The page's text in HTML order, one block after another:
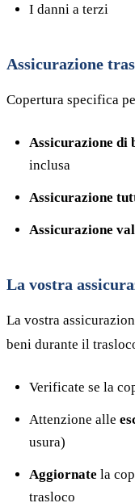
I danni a terzi
Assicurazione
Copertura specifica
Assicurazione di
inclusa
Assicurazione
Assicurazione
La vostra
La vostra
beni durante il
Verificate se la
Attenzione alle
usura)
Aggiornate la
trasloco